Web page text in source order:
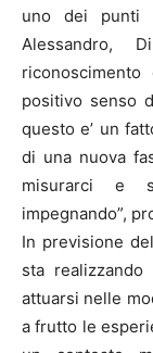
uno dei punti
Alessandro,
positivo senso
questo e’ un
di una nuova
misurarci e
impegnando”,
In previsione
sta
attuarsi nelle
a frutto le